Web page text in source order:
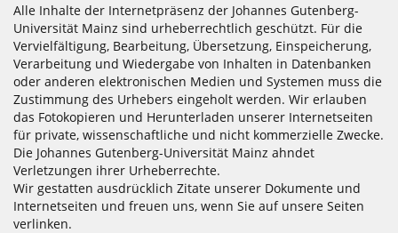
Alle Inhalte der Internetpräsenz der Johannes Gutenberg-
Universität Mainz sind urheberrechtlich geschützt. Für die
Vervielfältigung, Bearbeitung, Übersetzung, Einspeicherung,
Verarbeitung und Wiedergabe von Inhalten in Datenbanken
oder anderen elektronischen Medien und Systemen muss die
Zustimmung des Urhebers eingeholt werden. Wir erlauben
das Fotokopieren und Herunterladen unserer Internetseiten
für private, wissenschaftliche und nicht kommerzielle Zwecke.
Die Johannes Gutenberg-Universität Mainz ahndet
Verletzungen ihrer Urheberrechte.
Wir gestatten ausdrücklich Zitate unserer Dokumente und
Internetseiten und freuen uns, wenn Sie auf unsere Seiten
verlinken.